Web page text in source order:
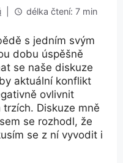
délka čtení: 7 min
s jedním svým
dobu úspěšně
se naše diskuze
aktuální konflikt
ovlivnit
Diskuze mně
se rozhodl, že
se z ní vyvodit i